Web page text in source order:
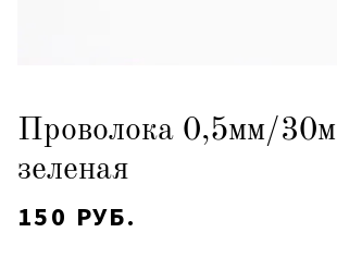
Проволока 0,5мм/30м
зеленая
150 РУБ.